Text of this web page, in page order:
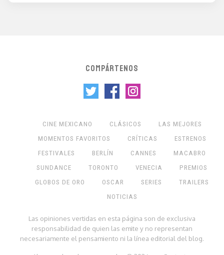
COMPÁRTENOS
CINE MEXICANO CLÁSICOS
LAS MEJORES
MOMENTOS FAVORITOS
CRÍTICAS
ESTRENOS
FESTIVALES
BERLÍN CANNES
MACABRO
SUNDANCE
TORONTO VENECIA
PREMIOS
GLOBOS DE ORO
OSCAR SERIES
TRAILERS
NOTICIAS
Las opiniones vertidas en esta página son de exclusiva
responsabilidad de quien las emite y no representan
necesariamente el pensamiento ni la línea editorial del blog.